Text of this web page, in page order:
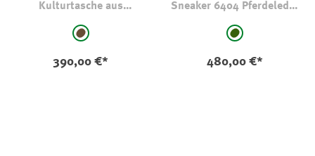
Kulturtasche aus
auswählen
braun
390,00 €*
Sneaker 6404 Pferdeleder
auswählen
dkl oliv-kaki
480,00 €*